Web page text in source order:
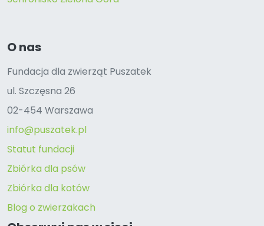
O nas
Fundacja dla zwierząt Puszatek
ul. Szczęsna 26
02-454 Warszawa
info@puszatek.pl
Statut fundacji
Zbiórka dla psów
Zbiórka dla kotów
Blog o zwierzakach